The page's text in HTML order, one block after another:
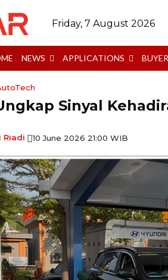
Friday, 7 August 2026
NEWS APPLICATIONS
Sinyal
Riadi 10 June 2026 21:00 WIB